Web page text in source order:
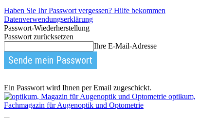
Haben Sie Ihr Passwort vergessen? Hilfe bekommen
Datenverwendungserklärung
Passwort-Wiederherstellung
Passwort zurücksetzen
Ihre E-Mail-Adresse
Ein Passwort wird Ihnen per Email zugeschickt.
optikum,
Fachmagazin für Augenoptik und Optometrie